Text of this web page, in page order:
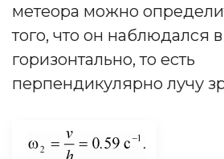
метеора можно
того, что он наблюдался
горизонтально, то есть
перпендикулярно лучу